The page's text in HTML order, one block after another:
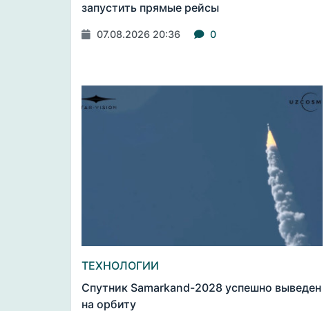
запустить прямые рейсы
07.08.2026 20:36 0
ТЕХНОЛОГИИ
Спутник Samarkand-2028 успешно выведен
на орбиту